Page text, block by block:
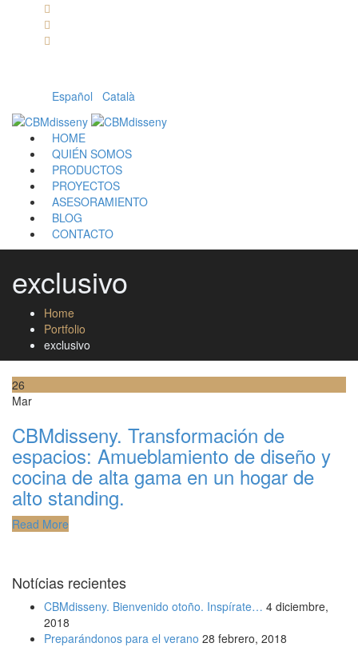
Español Català
HOME
QUIÉN SOMOS
PRODUCTOS
PROYECTOS
ASESORAMIENTO
BLOG
CONTACTO
exclusivo
Home
Portfolio
exclusivo
26
Mar
CBMdisseny. Transformación de
espacios: Amueblamiento de diseño y
cocina de alta gama en un hogar de
alto standing.
Read More
Notícias recientes
CBMdisseny. Bienvenido otoño. Inspírate… 4 diciembre,
2018
Preparándonos para el verano 28 febrero, 2018